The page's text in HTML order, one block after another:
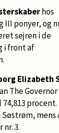
hos
III ponyer, og
sejren i de
i front af
Elizabeth
The
procent.
mens
3.